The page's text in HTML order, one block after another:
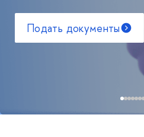
Подать документы